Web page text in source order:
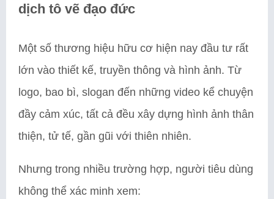
dịch tô vẽ đạo đức
Một số thương hiệu hữu cơ hiện nay đầu tư rất
lớn vào thiết kế, truyền thông và hình ảnh. Từ
logo, bao bì, slogan đến những video kể chuyện
đầy cảm xúc, tất cả đều xây dựng hình ảnh thân
thiện, tử tế, gần gũi với thiên nhiên.
Nhưng trong nhiều trường hợp, người tiêu dùng
không thể xác minh xem: